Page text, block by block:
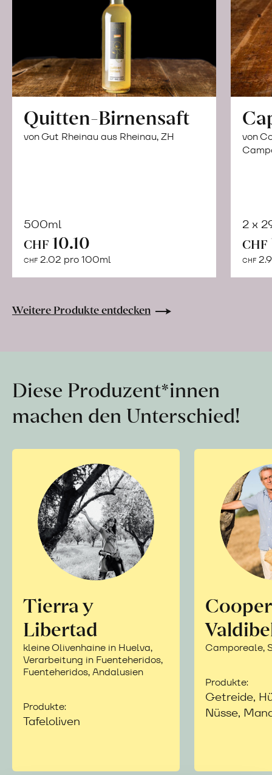
Quitten-Birnensaft
von Gut Rheinau aus Rheinau, ZH
500ml
CHF 10.10
CHF 2.02 pro 100ml
Warenkorb
von
2 x
CHF
CHF
Weitere Produkte entdecken
Diese Produzent*innen
machen den Unterschied!
Tierra y
Libertad
kleine Olivenhaine in Huelva,
Verarbeitung in Fuenteheridos,
Fuenteheridos, Andalusien
Produkte:
Tafeloliven
Camporeale,
Produkte:
Getreide,
Nüsse,